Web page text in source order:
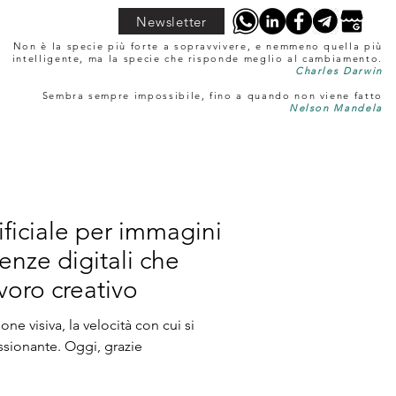
Newsletter
Non è la specie più forte a sopravvivere, e nemmeno quella più
intelligente, ma la specie che risponde meglio al cambiamento.
Charles Darwin
Sembra sempre impossibile, fino a quando non viene fatto
Nelson Mandela
per immagini
digitali che
creativo
visiva, la velocità con cui si
Oggi, grazie